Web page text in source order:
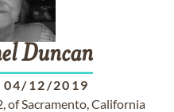
Duncan
04/12/2019
of Sacramento, California